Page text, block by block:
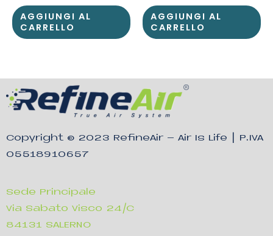
su
5 AGGIUNGI AL
CARRELLO
su
5 AGGIUNGI AL
CARRELLO
Copyright © 2023 RefineAir – Air Is Life | P.IVA
05518910657
Sede Principale
Via Sabato Visco 24/C
84131 SALERNO